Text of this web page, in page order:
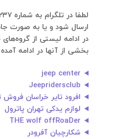
ارسال شود و یا به صورت
بخشی از آنها در ادامه
jeep center
Jeepridersclub
افرود تایر خراسان
لوازم یدکی تهران پاترول
THE wolf offRoaDer
شکارچیان آفرودر